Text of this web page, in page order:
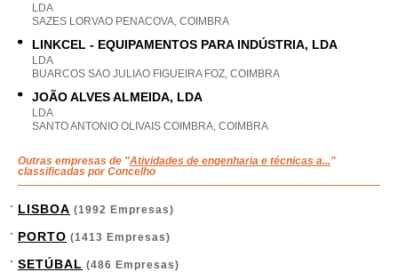
LDA
SAZES LORVAO PENACOVA, COIMBRA
LINKCEL - EQUIPAMENTOS PARA INDÚSTRIA, LDA
LDA
BUARCOS SAO JULIAO FIGUEIRA FOZ, COIMBRA
JOÃO ALVES ALMEIDA, LDA
LDA
SANTO ANTONIO OLIVAIS COIMBRA, COIMBRA
Outras empresas de "Atividades de engenharia e técnicas a..."
classificadas por Concelho
LISBOA (1992 Empresas)
PORTO (1413 Empresas)
SETÚBAL (486 Empresas)